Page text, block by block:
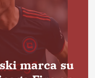
marca su